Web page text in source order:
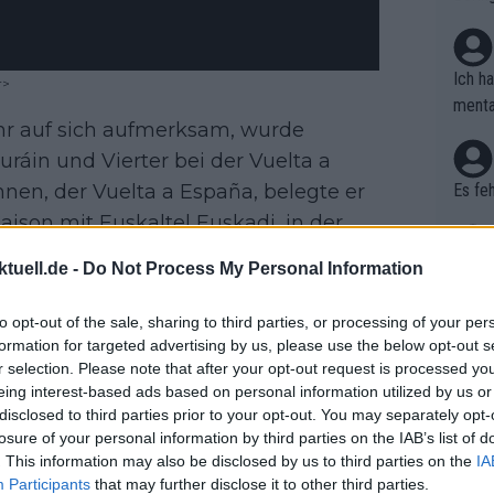
- Do Not Process My Personal Information
opt-out of the sale, sharing to third parties, or processing of your
for targeted advertising by us, please use the below opt-out
selection. Please note that after your opt-out request is processed
interest-based ads based on personal information utilized by us
to third parties prior to your opt-out. You may separately
of your personal information by third parties on the IAB’s list of
This information may also be disclosed by us to third parties on the
Participants that may further disclose it to other third parties.
auf sich aufmerksam, wurde
und Vierter bei der Vuelta a
der Vuelta a España, belegte er
mit Euskaltel Euskadi, in der
dass er sich zurückziehen würde,
Zweiter bei der Vuelta a Madrid,
bei der Vuelta a España. Er nahm
diesmal Platz 21. Er verpflichtete
San Luis in den neuen Farben von
Team holte er beim Giro
Zehnter beendete, bevor er seinen
ng
reits
pe
Tour
arten
er,
Ich
Es
wo
kann
wie